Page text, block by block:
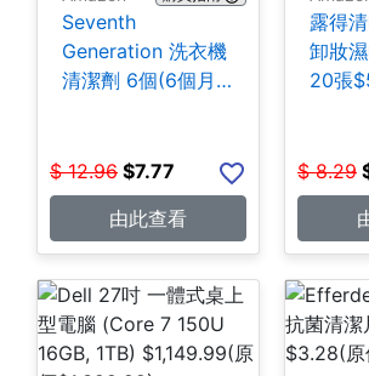
Seventh
Generation 洗衣機
清潔劑 6個(6個月
$ 12.96 $7.77
由此查看
露得
卸妝
20張
$ 8.29